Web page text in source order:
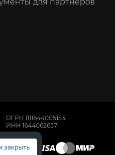
к
ОГРН 1111644005153
ИНН 1644062657
закрыть